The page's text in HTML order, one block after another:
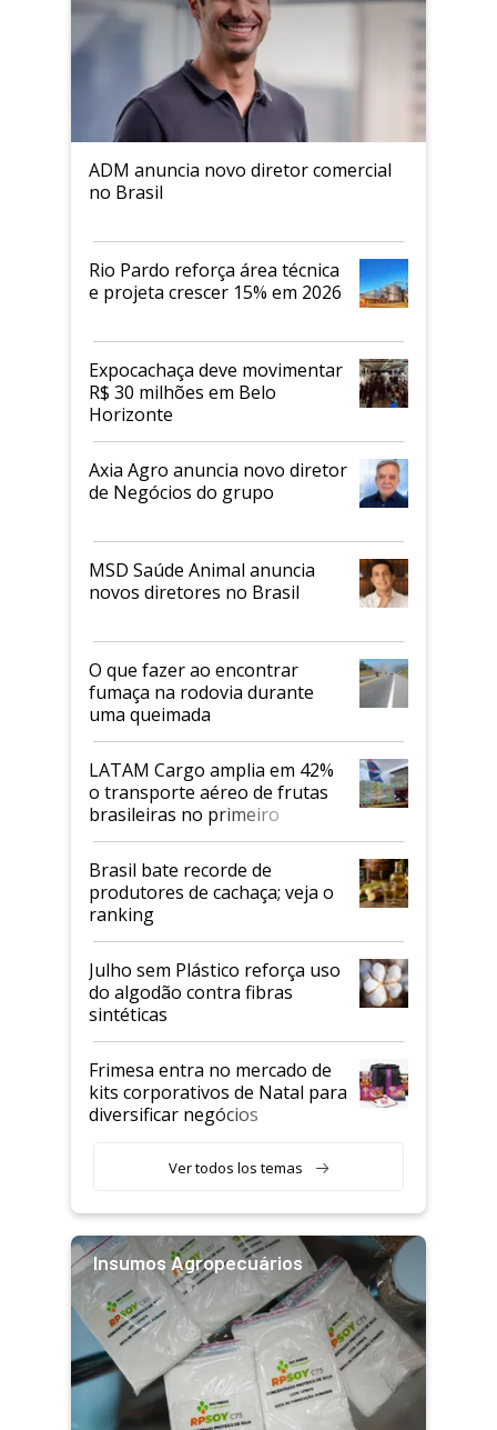
ADM anuncia novo diretor comercial
no Brasil
Rio Pardo reforça área técnica
e projeta crescer 15% em 2026
Expocachaça deve movimentar
R$ 30 milhões em Belo
Horizonte
Axia Agro anuncia novo diretor
de Negócios do grupo
MSD Saúde Animal anuncia
novos diretores no Brasil
O que fazer ao encontrar
fumaça na rodovia durante
uma queimada
LATAM Cargo amplia em 42%
o transporte aéreo de frutas
brasileiras no primeiro
semestre
Brasil bate recorde de
produtores de cachaça; veja o
ranking
Julho sem Plástico reforça uso
do algodão contra fibras
sintéticas
Frimesa entra no mercado de
kits corporativos de Natal para
diversificar negócios
Ver todos los temas
Insumos Agropecuários